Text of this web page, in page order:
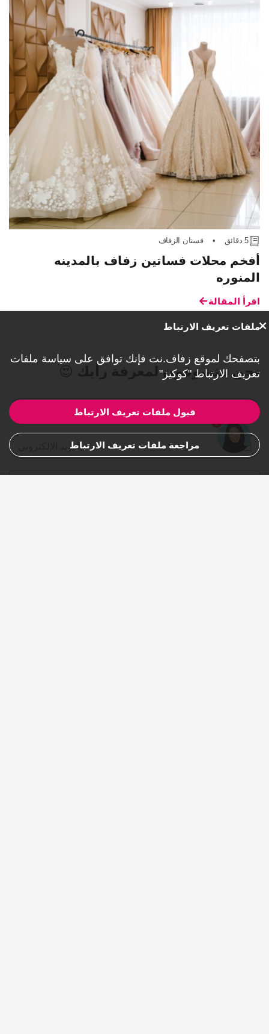
5 دقائق • فستان الزفاف
أفخم محلات فساتين زفاف بالمدينه
المنوره
اقرأ المقالة
نحن متشوقون لمعرفة رأيك 😍
الاسم الأول والأخير
البريد الإلكتروني
ملفات تعريف الارتباط
بتصفحك لموقع زفاف.نت فإنك توافق على سياسة ملفات
تعريف الارتباط "كوكيز"
قبول ملفات تعريف الارتباط
مراجعة ملفات تعريف الارتباط
1